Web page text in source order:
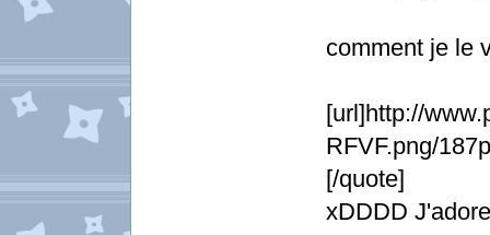
comment je le
[url]http://
RFVF.png/
[/quote]
xDDDD